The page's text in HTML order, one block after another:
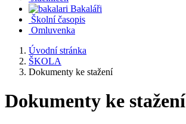
Bakaláři
Školní časopis
Omluvenka
Úvodní stránka
ŠKOLA
Dokumenty ke stažení
Dokumenty ke stažení